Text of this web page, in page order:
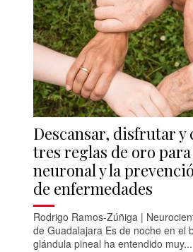
Descansar, disfrutar
tres reglas de oro
neuronal y la
de enfermedades
Rodrigo Ramos-Zúñiga |
de Guadalajara Es de noche en el
glándula pineal ha entendido muy...